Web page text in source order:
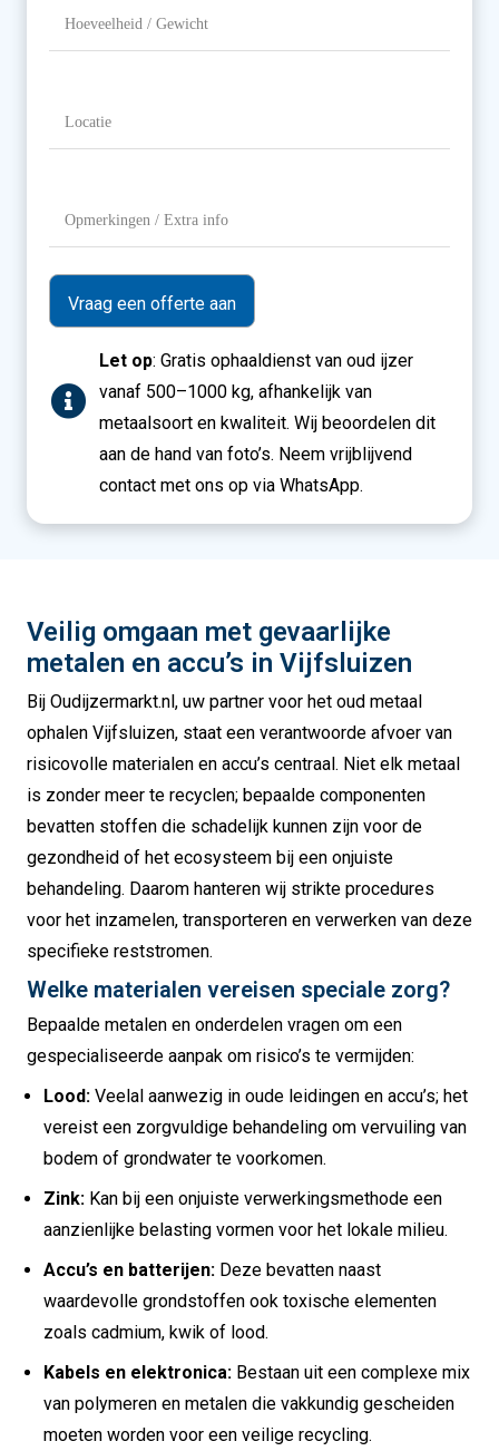
Extra
info
Let op: Gratis ophaaldienst van oud ijzer
vanaf 500–1000 kg, afhankelijk van
metaalsoort en kwaliteit. Wij beoordelen dit
aan de hand van foto’s. Neem vrijblijvend
contact met ons op via WhatsApp.
Veilig omgaan met gevaarlijke
metalen en accu’s in Vijfsluizen
Bij Oudijzermarkt.nl, uw partner voor het oud metaal
ophalen Vijfsluizen, staat een verantwoorde afvoer van
risicovolle materialen en accu’s centraal. Niet elk metaal
is zonder meer te recyclen; bepaalde componenten
bevatten stoffen die schadelijk kunnen zijn voor de
gezondheid of het ecosysteem bij een onjuiste
behandeling. Daarom hanteren wij strikte procedures
voor het inzamelen, transporteren en verwerken van deze
specifieke reststromen.
Welke materialen vereisen speciale zorg?
Bepaalde metalen en onderdelen vragen om een
gespecialiseerde aanpak om risico’s te vermijden:
Lood: Veelal aanwezig in oude leidingen en accu’s; het
vereist een zorgvuldige behandeling om vervuiling van
bodem of grondwater te voorkomen.
Zink: Kan bij een onjuiste verwerkingsmethode een
aanzienlijke belasting vormen voor het lokale milieu.
Accu’s en batterijen: Deze bevatten naast
waardevolle grondstoffen ook toxische elementen
zoals cadmium, kwik of lood.
Kabels en elektronica: Bestaan uit een complexe mix
van polymeren en metalen die vakkundig gescheiden
moeten worden voor een veilige recycling.